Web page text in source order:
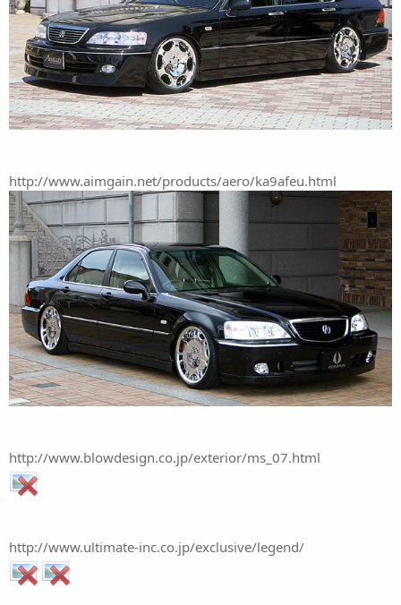
http://www.aimgain.net/products/aero/ka9afeu.html
http://www.blowdesign.co.jp/exterior/ms_07.html
http://www.ultimate-inc.co.jp/exclusive/legend/